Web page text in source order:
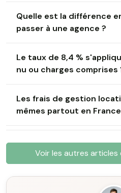
Quelle est la différence
passer à une agence ?
Le taux de 8,4 %
nu ou charges comprises
Les frais de gestion
mêmes partout en
Voir les autres